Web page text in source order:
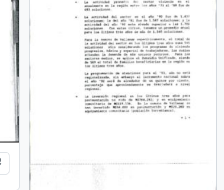
Añadir al portapapeles